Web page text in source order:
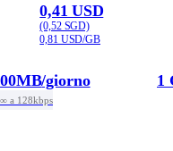
0,41 USD
(0,52 SGD)
0,81 USD/GB
/giorno
a 128kbps
1